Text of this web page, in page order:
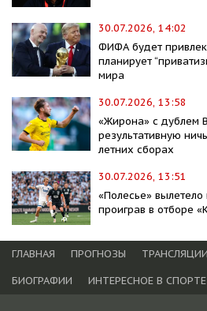
30.07.2026, 14:02
ФИФА будет
планирует
мира
30.07.2026, 13:58
«Жирона» с дублем
результативную
летних сборах
30.07.2026, 13:51
«Полесье»
проиграв в отборе
ГЛАВНАЯ ПРОГНОЗЫ ТРАНСЛЯЦИИ
БИОГРАФИИ
ИНТЕРЕСНОЕ В СПОРТЕ